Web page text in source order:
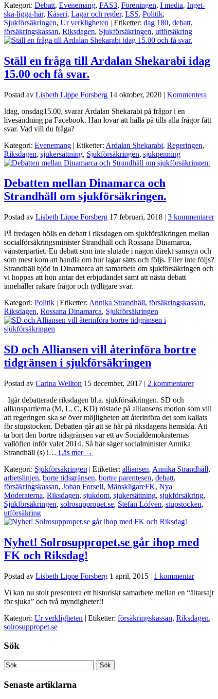
Kategori: Debatt, Evenemang, FAS3, Föreningen, I media, Inget-
ska-ligga-här, Kåseri, Lagar och regler, LSS, Politik,
Sjukförsäkringen, Ur verkligheten | Etiketter: dag 180, debatt,
försäkringskassan, Riksdagen, Sjukförsäkringen, utförsäkring
Ställ en fråga till Ardalan Shekarabi idag
15.00 och få svar.
Postad av Lisbeth Lippe Forsberg 14 oktober, 2020 | Kommentera
Idag, onsdag15.00, svarar Ardalan Shekarabi på frågor i en
livesändning på Facebook. Han lovar att hålla på tills alla frågor fått
svar. Vad vill du fråga?
Kategori: Evenemang | Etiketter: Ardalan Shekarabi, Regeringen,
Riksdagen, sjukersättning, Sjukförsäkringen, sjukpenning
Debatten mellan Dinamarca och
Strandhäll om sjukförsäkringen.
Postad av Lisbeth Lippe Forsberg 17 februari, 2018 | 3 kommentarer
På fredagen hölls en debatt i riksdagen om sjukförsäkringen mellan
socialförsäkringsminister Strandhäll och Rossana Dinamarca,
vänsterpartiet. En debatt som inte slutade i någon direkt samsyn och
som mest kom att handla om hur lagar sätts och följs. Eller inte följs?
Strandhäll bjöd in Dinamarca att samarbeta om sjukförsäkringen och
vi hoppas att hon antar det erbjudandet samt att nästa debatt
innehåller rakare frågor och tydligare svar.
Kategori: Politik | Etiketter: Annika Strandhäll, försäkringskassan,
Riksdagen, Rossana Dinamarca, Sjukförsäkringen
SD och Alliansen vill återinföra bortre
tidgränsen i sjukförsäkringen
Postad av Carina Wellton 15 december, 2017 | 2 kommentarer
Igår debatterade riksdagen bl.a. sjukförsäkringen. SD och
allianspartierna (M, L, C, KD) röstade på alliansens motion som vill
att regeringen ska se över möjligheten att återinföra det som kallats
för stupstocken. Debatten går att se här på riksdagens hemsida. Att
ta bort den bortre tidsgränsen var ett av Socialdemokraternas
vallöften inför valet 2014. Så här säger socialminister Annika
Strandhäll (s) i… Läs mer →
Kategori: Sjukförsäkringen | Etiketter: alliansen, Annika Strandhäll,
arbetslinjen, borte tidsgränsen, bortre parentesen, debatt,
försäkringskassan, Johan Forsell, MänskligareFK, Nya
Moderaterna, Riksdagen, sjukdom, sjukersättning, sjukförsäkring,
Sjukförsäkringen, solrosuppropet.se, Stefan Löfven, stupstocken,
utförsäkring
Nyhet! Solrosuppropet.se går ihop med
FK och Riksdag!
Postad av Lisbeth Lippe Forsberg 1 april, 2015 | 1 kommentar
Vi kan nu stolt presentera ett historiskt samarbete mellan en “ältarsajt
för sjuka” och två myndigheter!!
Kategori: Ur verkligheten | Etiketter: försäkringskassan, Riksdagen,
solrosuppropet.se
Sök
Senaste artiklarna